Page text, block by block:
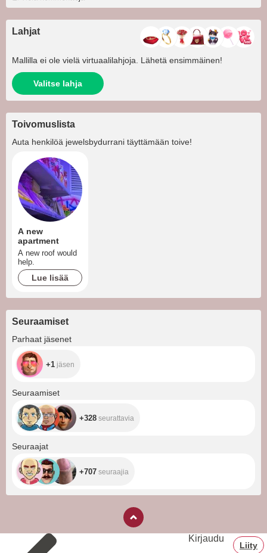
Lahjat
Mallilla ei ole vielä virtuaalilahjoja. Lähetä ensimmäinen!
Valitse lahja
Toivomuslista
Auta henkilöä jewelsbydurrani täyttämään toive!
A new
apartment
A new roof would
help.
Lue lisää
Seuraamiset
Parhaat jäsenet
+1
+1 jäsen
Seuraamiset
+328 seurattavia
Seuraajat
+707 seuraajia
Kirjaudu
Liity